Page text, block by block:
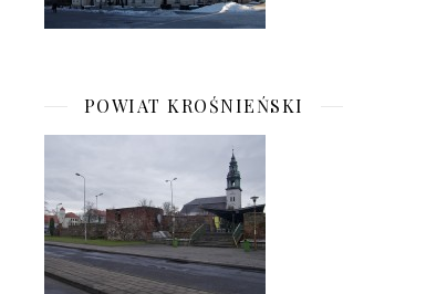
POWIAT KROŚNIEŃSKI